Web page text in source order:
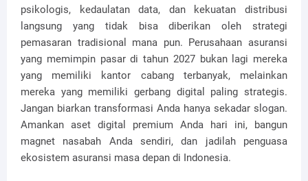
psikologis, kedaulatan data, dan kekuatan distribusi
langsung yang tidak bisa diberikan oleh strategi
pemasaran tradisional mana pun. Perusahaan asuransi
yang memimpin pasar di tahun 2027 bukan lagi mereka
yang memiliki kantor cabang terbanyak, melainkan
mereka yang memiliki gerbang digital paling strategis.
Jangan biarkan transformasi Anda hanya sekadar slogan.
Amankan aset digital premium Anda hari ini, bangun
magnet nasabah Anda sendiri, dan jadilah penguasa
ekosistem asuransi masa depan di Indonesia.